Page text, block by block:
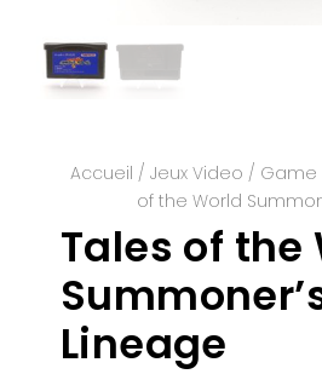
Accueil / Jeux Video / Game
of the World
Tales of the
Lineage